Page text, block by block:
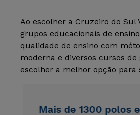
Ao escolher a Cruzeiro do
grupos educacionais de
qualidade de ensino com
moderna e diversos cursos
escolher a melhor opção
Mais de 1300 polos